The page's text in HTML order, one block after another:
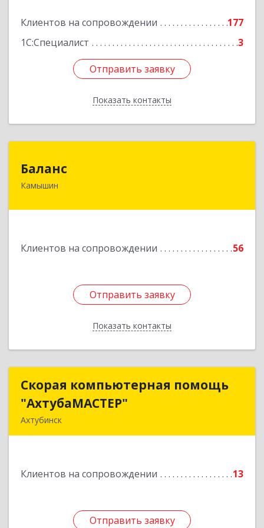
Клиентов на сопровождении
177
1С:Специалист
3
Отправить заявку
Показать контакты
Отправить заявку
Назад
Баланс
Камышин
Клиентов на сопровождении 56
Отправить заявку
Показать контакты
403876, Волгоградская обл, г.о. город Камышин,
Отправить заявку
Назад
Скорая компьютерная помощь
"АхтубаМАСТЕР"
Ахтубинск
Клиентов на сопровождении 13
Отправить заявку
Скорая компьютерная помощь
Подробнее
Отправить заявку